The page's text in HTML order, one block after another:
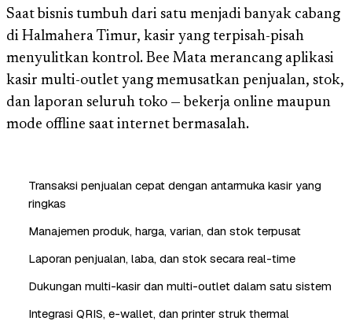
Saat bisnis tumbuh dari satu menjadi banyak cabang
di Halmahera Timur, kasir yang terpisah-pisah
menyulitkan kontrol. Bee Mata merancang aplikasi
kasir multi-outlet yang memusatkan penjualan, stok,
dan laporan seluruh toko — bekerja online maupun
mode offline saat internet bermasalah.
Transaksi penjualan cepat dengan antarmuka kasir yang
ringkas
Manajemen produk, harga, varian, dan stok terpusat
Laporan penjualan, laba, dan stok secara real-time
Dukungan multi-kasir dan multi-outlet dalam satu sistem
Integrasi QRIS, e-wallet, dan printer struk thermal